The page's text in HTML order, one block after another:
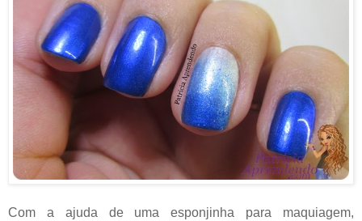
Com a ajuda de uma esponjinha para maquiagem,